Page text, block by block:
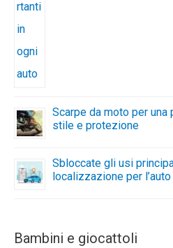
Scarpe da moto per
stile e protezione
Sbloccate gli usi
localizzazione per l’auto
Bambini e giocattoli